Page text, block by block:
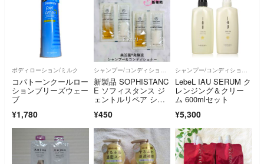
ボディローション/ミルク
コパトーンクールロー
ションブリーズウェー
ブ
¥1,780
シャンプー/コンディショナーセット
新製品 SOPHISTANC
E ソフィスタンス ジ
ェントルリペア シャ
ナー サンプル 美容
液 発酵液 無添加
¥450
シャンプー/コンディショナーセット
LebeL IAU SERUM ク
レンジング＆クリー
ム 600mlセット
¥5,300